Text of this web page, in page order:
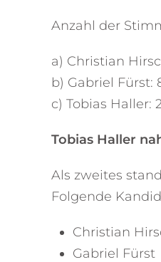
Anzahl der
a) Christian
b) Gabriel Fürst:
c) Tobias Haller:
Tobias Haller
Als zweites
Folgende
Christian
Gabriel Fürst